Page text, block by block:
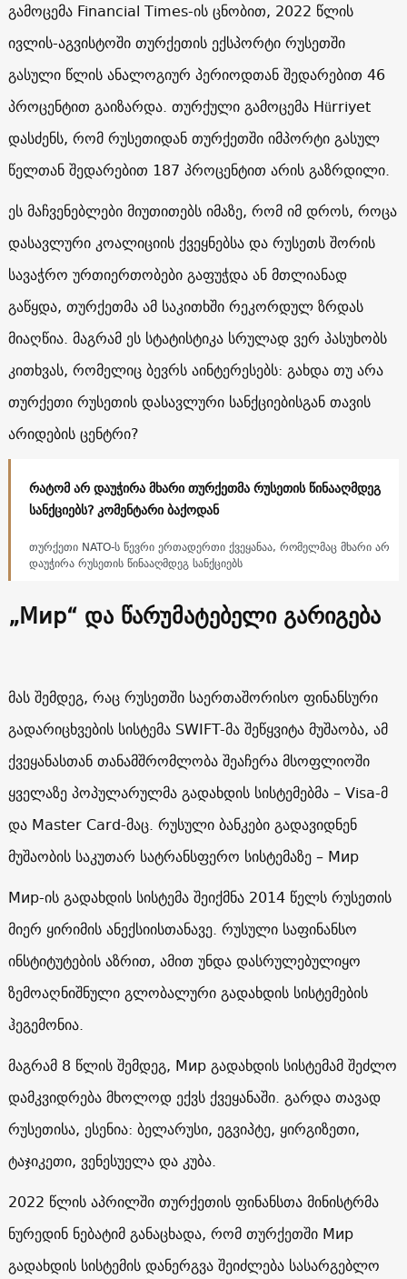
გამოცემა Financial Times-ის ცნობით, 2022 წლის
ივლის-აგვისტოში თურქეთის ექსპორტი რუსეთში
გასული წლის ანალოგიურ პერიოდთან შედარებით 46
პროცენტით გაიზარდა. თურქული გამოცემა Hürriyet
დასძენს, რომ რუსეთიდან თურქეთში იმპორტი გასულ
წელთან შედარებით 187 პროცენტით არის გაზრდილი.
ეს მაჩვენებლები მიუთითებს იმაზე, რომ იმ დროს, როცა
დასავლური კოალიციის ქვეყნებსა და რუსეთს შორის
სავაჭრო ურთიერთობები გაფუჭდა ან მთლიანად
გაწყდა, თურქეთმა ამ საკითხში რეკორდულ ზრდას
მიაღწია. მაგრამ ეს სტატისტიკა სრულად ვერ პასუხობს
კითხვას, რომელიც ბევრს აინტერესებს: გახდა თუ არა
თურქეთი რუსეთის დასავლური სანქციებისგან თავის
არიდების ცენტრი?
რატომ არ დაუჭირა მხარი თურქეთმა რუსეთის წინააღმდეგ
სანქციებს? კომენტარი ბაქოდან
თურქეთი NATO-ს წევრი ერთადერთი ქვეყანაა, რომელმაც მხარი არ
დაუჭირა რუსეთის წინააღმდეგ სანქციებს
„Мир“ და წარუმატებელი გარიგება
მას შემდეგ, რაც რუსეთში საერთაშორისო ფინანსური
გადარიცხვების სისტემა SWIFT-მა შეწყვიტა მუშაობა, ამ
ქვეყანასთან თანამშრომლობა შეაჩერა მსოფლიოში
ყველაზე პოპულარულმა გადახდის სისტემებმა – Visa-მ
და Master Card-მაც. რუსული ბანკები გადავიდნენ
მუშაობის საკუთარ სატრანსფერო სისტემაზე – Мир
Мир-ის გადახდის სისტემა შეიქმნა 2014 წელს რუსეთის
მიერ ყირიმის ანექსიისთანავე. რუსული საფინანსო
ინსტიტუტების აზრით, ამით უნდა დასრულებულიყო
ზემოაღნიშნული გლობალური გადახდის სისტემების
ჰეგემონია.
მაგრამ 8 წლის შემდეგ, Мир გადახდის სისტემამ შეძლო
დამკვიდრება მხოლოდ ექვს ქვეყანაში. გარდა თავად
რუსეთისა, ესენია: ბელარუსი, ეგვიპტე, ყირგიზეთი,
ტაჯიკეთი, ვენესუელა და კუბა.
2022 წლის აპრილში თურქეთის ფინანსთა მინისტრმა
ნურედინ ნებატიმ განაცხადა, რომ თურქეთში Мир
გადახდის სისტემის დანერგვა შეიძლება სასარგებლო